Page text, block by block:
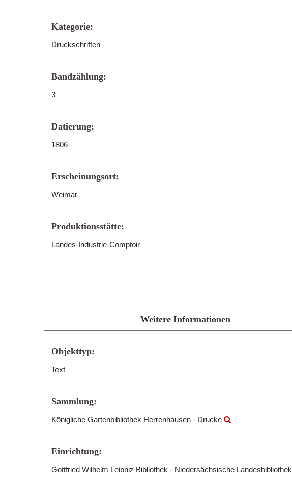
Kategorie:
Druckschriften
Bandzählung:
3
Datierung:
1806
Erscheinungsort:
Weimar
Produktionsstätte:
Landes-Industrie-Comptoir
Weitere Informationen
Objekttyp:
Text
Sammlung:
Königliche Gartenbibliothek Herrenhausen - Drucke
Einrichtung:
Gottfried Wilhelm Leibniz Bibliothek - Niedersächsische Landesbibliothek